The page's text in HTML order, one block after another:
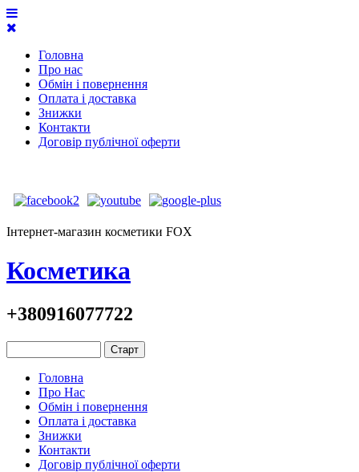
Головна
Про нас
Обмін і повернення
Оплата і доставка
Знижки
Контакти
Договір публічної оферти
Інтернет-магазин косметики FOX
Косметика
+380916077722
Головна
Про Нас
Обмін і повернення
Оплата і доставка
Знижки
Контакти
Договір публічної оферти